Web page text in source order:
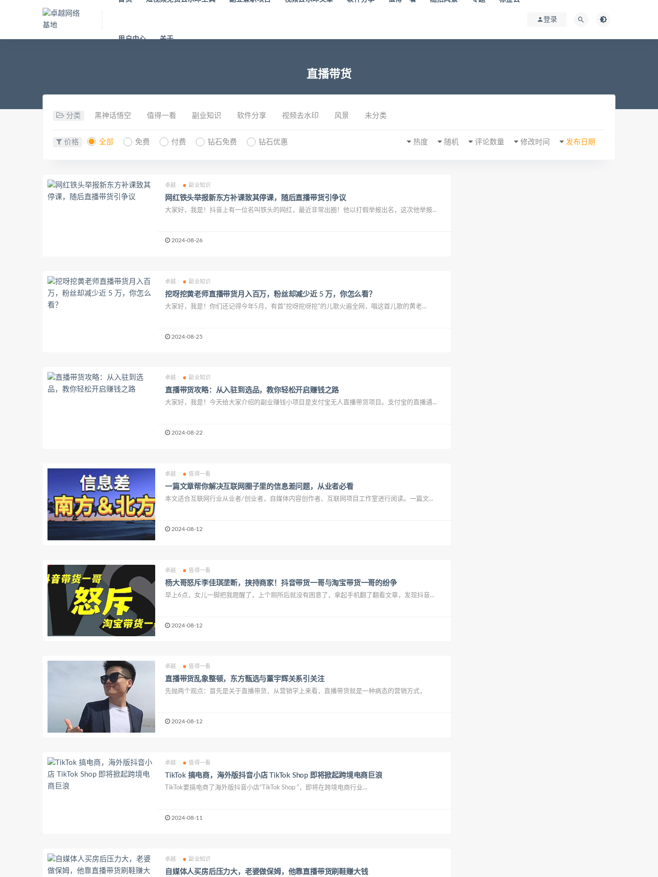
用户中心 关于
登录
直播带货
分类 黑神话悟空 值得一看 副业知识 软件分享 视频去水印 风景 未分类
价格 全部 免费 付费 钻石免费 钻石优惠 发布日期
修改时间
评论数量
随机
热度
卓越 副业知识
网红铁头举报新东方补课致其停课，随后直播带货引争议
大家好，我是！抖音上有一位名叫铁头的网红，最近非常出圈！他以打假举报出名，这次他举报...
2024-08-26
卓越 副业知识
挖呀挖黄老师直播带货月入百万，粉丝却减少近 5 万，你怎么看？
大家好，我是！你们还记得今年5月，有首“挖呀挖呀挖”的儿歌火遍全网，唱这首儿歌的黄老...
2024-08-25
卓越 副业知识
直播带货攻略：从入驻到选品，教你轻松开启赚钱之路
大家好，我是！今天给大家介绍的副业赚钱小项目是支付宝无人直播带货项目。支付宝的直播通...
2024-08-22
卓越 值得一看
一篇文章帮你解决互联网圈子里的信息差问题，从业者必看
本文适合互联网行业从业者/创业者，自媒体内容创作者、互联网项目工作室进行阅读。一篇文...
2024-08-12
卓越 值得一看
杨大哥怒斥李佳琪垄断，挟持商家！抖音带货一哥与淘宝带货一哥的纷争
早上6点，女儿一脚把我蹬醒了，上个厕所后就没有困意了，拿起手机翻了翻看文章，发现抖音...
2024-08-12
卓越 值得一看
直播带货乱象整顿，东方甄选与董宇辉关系引关注
先抛两个观点：首先是关于直播带货，从营销学上来看，直播带货就是一种病态的营销方式，
2024-08-12
卓越 值得一看
TikTok 搞电商，海外版抖音小店 TikTok Shop 即将掀起跨境电商巨浪
TikTok要搞电商了海外版抖音小店“TikTok Shop ”，即将在跨境电商行业...
2024-08-11
卓越 副业知识
自媒体人买房后压力大，老婆做保姆，他靠直播带货刷鞋赚大钱